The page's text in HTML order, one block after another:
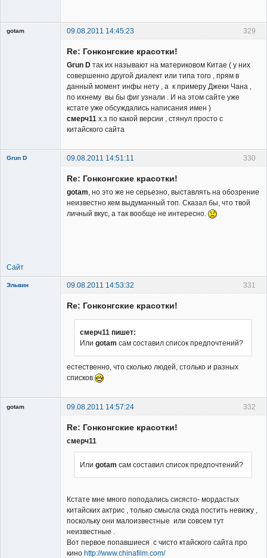
329
gotam
09.08.2011 14:45:23
Re: Гонконгские красотки!
Grun D так их называют на материковом Китае ( у них
совершенно другой диалект или типа того , прям в
данный момент инфы нету , а к примеру Джеки Чана ,
по ихнему вы бы фиг узнали . И на этом сайте уже
кстате уже обсуждались написания имен )
смерч11 х.з по какой версии , стянул просто с
китайского сайта
330
Grun D 09.08.2011 14:51:11
Re: Гонконгские красотки!
gotam, но это же не серьезно, выставлять на обозрение
неизвестно кем выдуманный топ. Сказал бы, что твой
личный вкус, а так вообще не интересно.
Сайт
331
Эльвин 09.08.2011 14:53:32
Re: Гонконгские красотки!
смерч11 пишет:
Или gotam сам составил список предпочтений?
естественно, что сколько людей, столько и разных
списков
332
gotam
09.08.2011 14:57:24
Re: Гонконгские красотки!
смерч11
Или gotam сам составил список предпочтений?
Кстате мне много поподались сисясто- мордастых
китайских актрис , только смысла сюда постить невижу ,
поскольку они малоизвестные или совсем тут
неизвестные .
Вот первое попавшиеся с чисто ктайского сайта про
кино http://www.chinafilm.com/